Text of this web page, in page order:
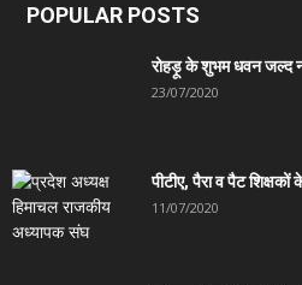
POPULAR POSTS
रोहड़ू के शुभम धवन जल्द
23/07/2020
पीटीए, पैरा व पैट
11/07/2020